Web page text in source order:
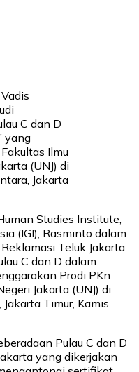
C dan D
yang
Ilmu
(UNJ) di
Jakarta
Studies Institute,
(IGI), Rasminto dalam
Teluk Jakarta:
C dan D dalam
Prodi PKn
Jakarta (UNJ) di
Timur, Kamis
Pulau C dan D
yang dikerjakan